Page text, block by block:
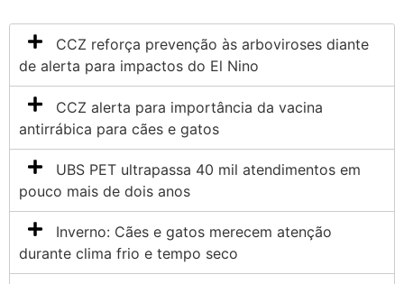
CCZ reforça prevenção às arboviroses diante
de alerta para impactos do El Nino
CCZ alerta para importância da vacina
antirrábica para cães e gatos
UBS PET ultrapassa 40 mil atendimentos em
pouco mais de dois anos
Inverno: Cães e gatos merecem atenção
durante clima frio e tempo seco